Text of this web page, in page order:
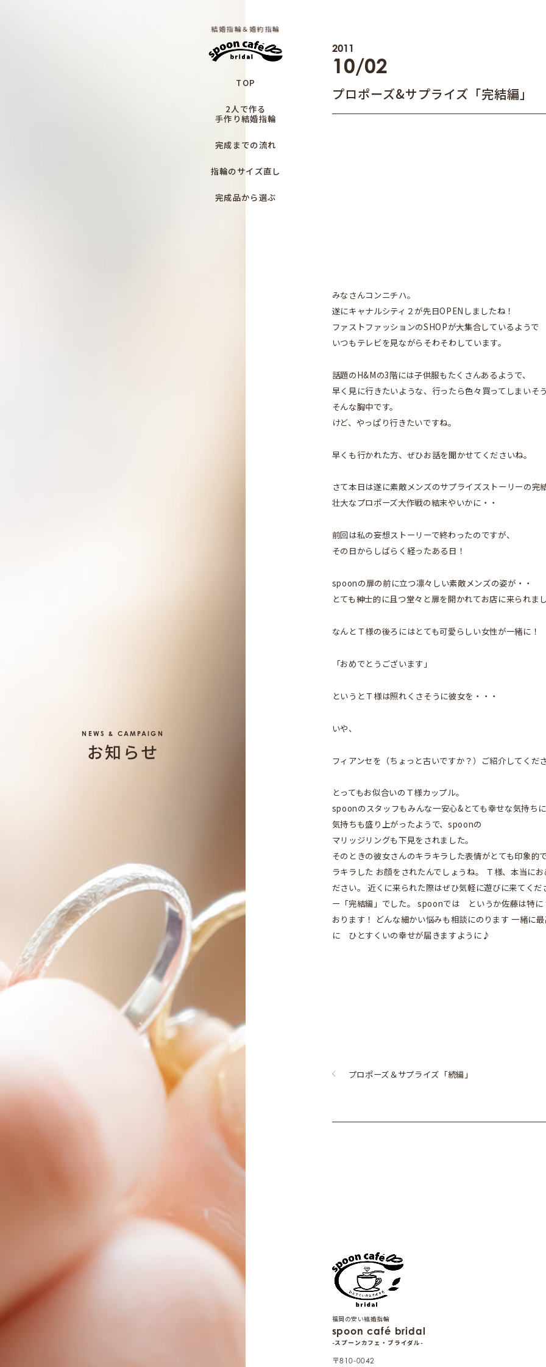
結婚指輪＆婚約指輪
TOP
2人で作る
手作り結婚指輪
完成までの流れ
指輪のサイズ直し
完成品から選ぶ
NEWS & CAMPAIGN
お知らせ
プロポーズ&サプライズ「完結編」
2011
10/02
みなさんコンニチハ。
遂にキャナルシティ２が先日OPENしましたね！
ファストファッションのSHOPが大集合しているようで
いつもテレビを見ながらそわそわしています。
話題のH&Mの3階には子供服もたくさんあるようで、
早く見に行きたいような、行ったら色々買ってしまいそ
そんな胸中です。
けど、やっぱり行きたいですね。
早くも行かれた方、ぜひお話を聞かせてくださいね。
さて本日は遂に素敵メンズのサプライズストーリーの完
壮大なプロポーズ大作戦の結末やいかに・・
前回は私の妄想ストーリーで終わったのですが、
その日からしばらく経ったある日！
spoonの扉の前に立つ凛々しい素敵メンズの姿が・・
とても紳士的に且つ堂々と扉を開かれてお店に来られまし
なんとＴ様の後ろにはとても可愛らしい女性が一緒に！
「おめでとうございます」
というとＴ様は照れくさそうに彼女を・・・
いや、
フィアンセを（ちょっと古いですか？）ご紹介してくだ
とってもお似合いのＴ様カップル。
spoonのスタッフもみんな一安心&とても幸せな気持ちに
気持ちも盛り上がったようで、spoonの
マリッジリングも下見をされました。
そのときの彼女さんのキラキラした表情がとても印象的
ラキラした お顔をされたんでしょうね。 Ｔ様、本当に
ださい。 近くに来られた際はぜひ気軽に遊びに来てく
ー「完結編」でした。 spoonでは というか佐藤は特に
おります！ どんな細かい悩みも相談にのります 一緒に
に ひとすくいの幸せが届きますように♪
プロポーズ＆サプライズ「続編」
福岡の安い結婚指輪
spoon café bridal
-スプーンカフェ・ブライダル-
〒810-0042